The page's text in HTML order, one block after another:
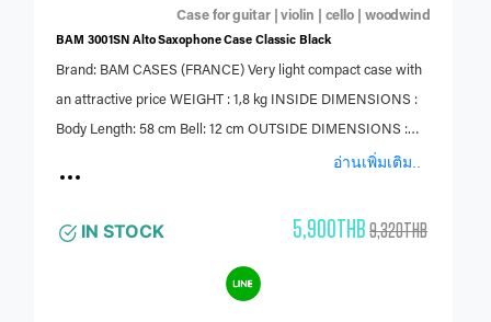
Case for guitar | violin | cello | woodwind
BAM 3001SN Alto Saxophone Case Classic Black
Brand: BAM CASES (FRANCE) Very light compact case with
an attractive price WEIGHT : 1,8 kg INSIDE DIMENSIONS :
Body Length: 58 cm Bell: 12 cm OUTSIDE DIMENSIONS :
instrument against thermal shocks Inside fabric pouch for the
Side handle 2 padded backpack straps, adjustable,
อ่านเพิ่มเติม..
IN STOCK 5,900THB9,320THB